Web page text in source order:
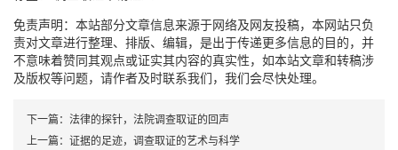
免责声明：本站部分文章信息来源于网络及网友投稿，本网站只负
责对文章进行整理、排版、编辑，是出于传递更多信息的目的，并
不意味着赞同其观点或证实其内容的真实性，如本站文章和转稿涉
及版权等问题，请作者及时联系我们，我们会尽快处理。
下一篇： 法律的探针，法院调查取证的回声
上一篇： 证据的足迹，调查取证的艺术与科学